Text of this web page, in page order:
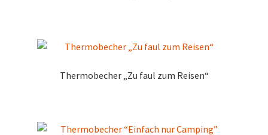
Thermobecher „Zu faul zum Reisen“